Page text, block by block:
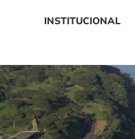
INSTITUCIONAL